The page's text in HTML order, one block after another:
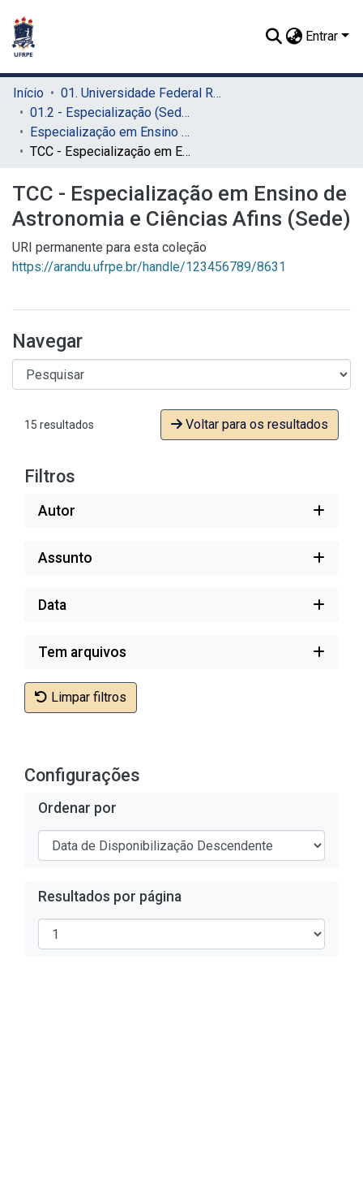
Entrar
Início
01. Universidade Federal Rural de Pernambuco - UFRPE (Sede)
01.2 - Especialização (Sede)
Especialização em Ensino de Astronomia e Ciências Afins (Sede)
TCC - Especialização em Ensino de Astronomia e Ciências Afins (Sede)
TCC - Especialização em Ensino de
Astronomia e Ciências Afins (Sede)
URI permanente para esta coleção
https://arandu.ufrpe.br/handle/123456789/8631
Navegar
15 resultados Voltar para os resultados
Filtros
Autor
Assunto
Data
Tem arquivos
Limpar filtros
Configurações
Ordenar por
Resultados por página